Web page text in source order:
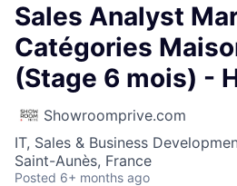
Sales Analyst
Catégories
(Stage 6 mois) -
Showroomprive.com
IT, Sales & Business
Saint-Aunès, France
Posted 6+ months ago